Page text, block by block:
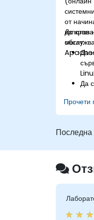
от
Apache
До края
могат:
Да
Да
Да
с
Да
Прочети
Последна